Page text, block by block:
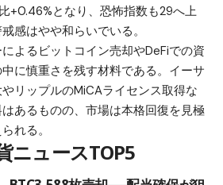
+0.46%となり、恐怖指数も29へ上
感はやや和らいでいる。
よるビットコイン売却やDeFiでの資
に慎重さを残す材料である。イーサ
リップルのMiCAライセンス取得な
あるものの、市場は本格回復を見極
れる。
ニュースTOP5